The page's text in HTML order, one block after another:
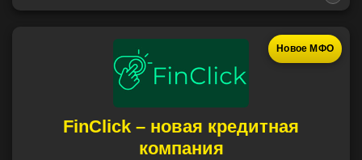
Новое МФО
FinClick – новая кредитная
компания